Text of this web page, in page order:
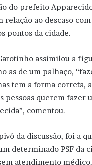
do prefeito
relação ao descaso
pontos da cidade.
assimilou a
as de um palhaço,
tem a forma correta,
pessoas querem fazer
comentou.
da discussão, foi a
determinado PSF da
atendimento